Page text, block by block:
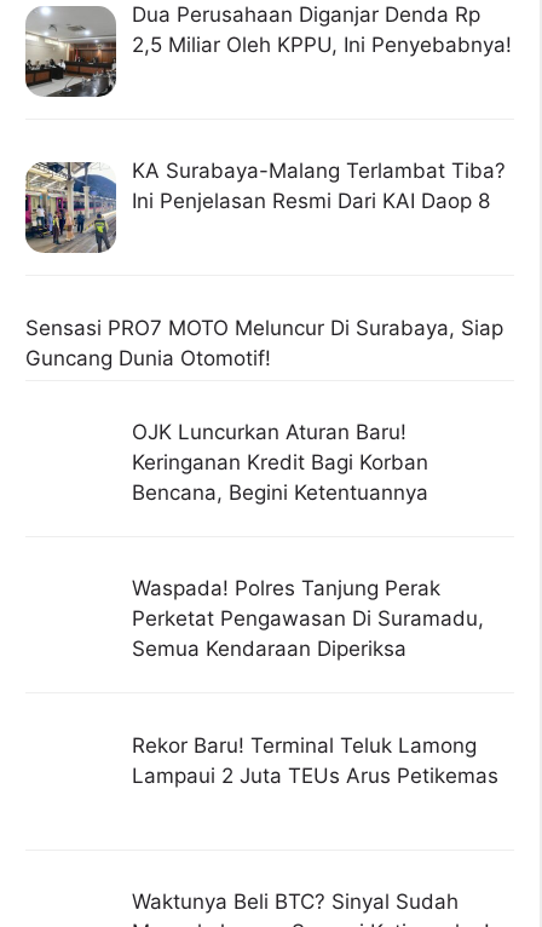
Dua Perusahaan Diganjar Denda Rp
2,5 Miliar Oleh KPPU, Ini Penyebabnya!
KA Surabaya-Malang Terlambat Tiba?
Ini Penjelasan Resmi Dari KAI Daop 8
Sensasi PRO7 MOTO Meluncur Di Surabaya, Siap
Guncang Dunia Otomotif!
OJK Luncurkan Aturan Baru!
Keringanan Kredit Bagi Korban
Bencana, Begini Ketentuannya
Waspada! Polres Tanjung Perak
Perketat Pengawasan Di Suramadu,
Semua Kendaraan Diperiksa
Rekor Baru! Terminal Teluk Lamong
Lampaui 2 Juta TEUs Arus Petikemas
Waktunya Beli BTC? Sinyal Sudah